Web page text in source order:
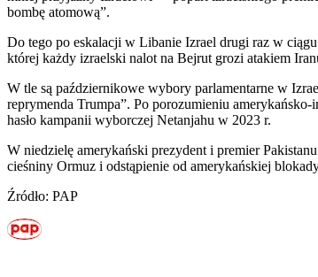
bombę atomową”.
Do tego po eskalacji w Libanie Izrael drugi raz w
której każdy izraelski nalot na Bejrut grozi atakiem
W tle są październikowe wybory parlamentarne w
reprymenda Trumpa”. Po porozumieniu
hasło kampanii wyborczej Netanjahu w 2023 r.
W niedzielę amerykański prezydent i premier
cieśniny Ormuz i odstąpienie od amerykańskiej
Źródło: PAP